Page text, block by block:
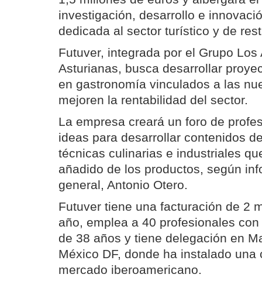
investigación, desarrollo e
dedicada al sector turístico y de
Futuver, integrada por el Grupo
Asturianas, busca desarrollar
en gastronomía vinculados a las
mejoren la rentabilidad del sector.
La empresa creará un foro de
ideas para desarrollar contenidos
técnicas culinarias e industriales
añadido de los productos, según
general, Antonio Otero.
Futuver tiene una facturación de 2
año, emplea a 40 profesionales
de 38 años y tiene delegación en
México DF, donde ha instalado una
mercado iberoamericano.